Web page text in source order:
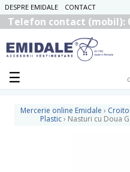
DESPRE EMIDALE CONTACT
Telefon contact (mobil):
Mercerie online Emidale ›
Plastic › Nasturi cu Doua